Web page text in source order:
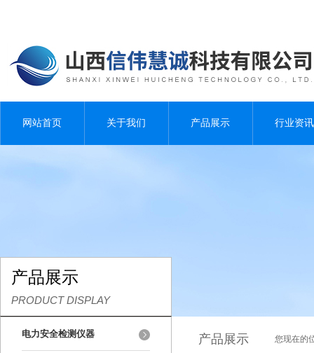
网站首页 关于我们 产品展示 行业资讯
产品展示
PRODUCT DISPLAY
电力安全检测仪器 产品展示 您现在的